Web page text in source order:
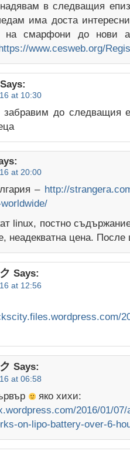
в следващия
има доста
на смарфони до нови
www.cesweb.org/
Says:
at 10:30
до следващия
at 20:00
– http://
linux, постно
неадекватна цена.
Says:
at 12:56
Says:
at 06:58
яко хихи:
2016/01/
on-lipo-battery-over-6-